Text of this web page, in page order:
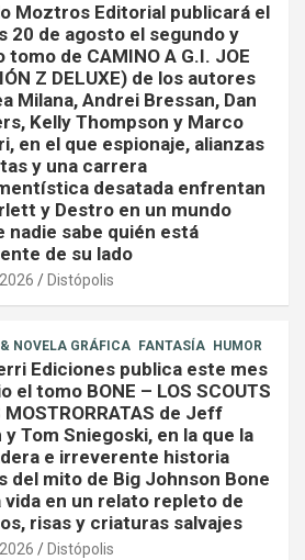
Moztros Editorial publicará el
20 de agosto el segundo y
tomo de CAMINO A G.I. JOE
Z DELUXE) de los autores
Milana, Andrei Bressan, Dan
Kelly Thompson y Marco
en el que espionaje, alianzas
y una carrera
desatada enfrentan
y Destro en un mundo
nadie sabe quién está
de su lado
Distópolis
NOVELA GRÁFICA FANTASÍA HUMOR
Ediciones publica este mes
el tomo BONE – LOS SCOUTS
MOSTRORRATAS de Jeff
Tom Sniegoski, en la que la
e irreverente historia
del mito de Big Johnson Bone
vida en un relato repleto de
risas y criaturas salvajes
Distópolis